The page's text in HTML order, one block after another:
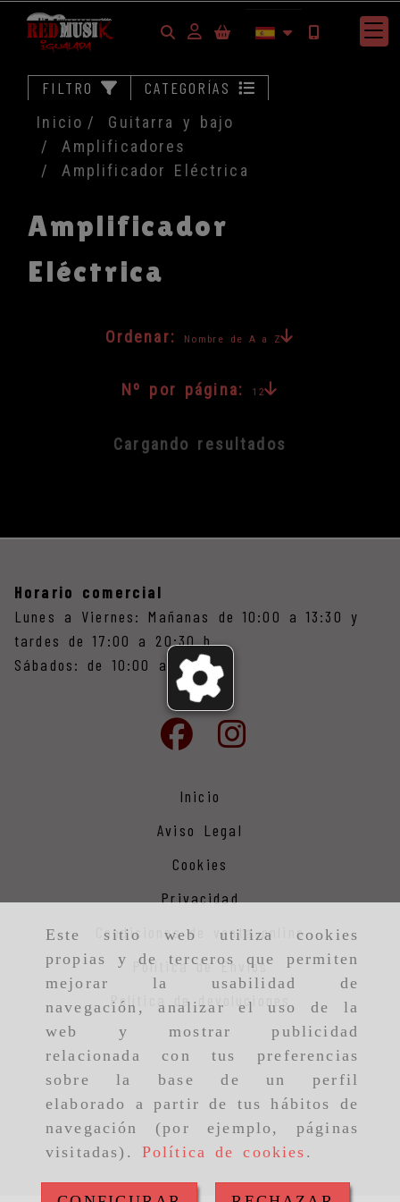
Este sitio web utiliza cookies
propias y de terceros que permiten
mejorar la usabilidad de
navegación, analizar el uso de la
web y mostrar publicidad
relacionada con tus preferencias
sobre la base de un perfil
elaborado a partir de tus hábitos de
navegación (por ejemplo, páginas
visitadas). Política de cookies .
Identifícate
FILTRO CATEGORÍAS
Inicio
Guitarra y bajo
Amplificadores
Amplificador Eléctrica
Amplificador
Eléctrica
Ordenar: Nombre de A a Z
Nº por página: 12
Cargando resultados
Horario comercial
Lunes a Viernes: Mañanas de 10:00 a 13:30 y
tardes de 17:00 a 20:30 h
Sábados: de 10:00 a 13:30
Inicio
Aviso Legal
Cookies
Privacidad
Condiciones de venta online
Política de Envios
Política de devoluciones